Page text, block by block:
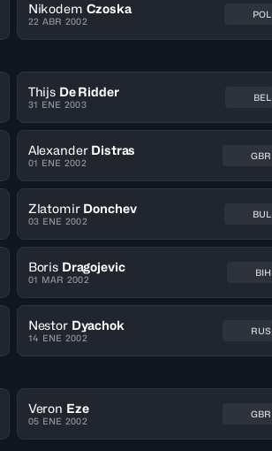
Nikodem Czoska
22 ABR 2002
POL
Thijs De Ridder
31 ENE 2003
BEL
Alexander Distras
01 ENE 2002
GBR
Zlatomir Donchev
03 ENE 2002
BUL
Boris Dragojevic
01 MAR 2002
BIH
Nestor Dyachok
14 ENE 2002
RUS
Veron Eze
05 ENE 2002
GBR